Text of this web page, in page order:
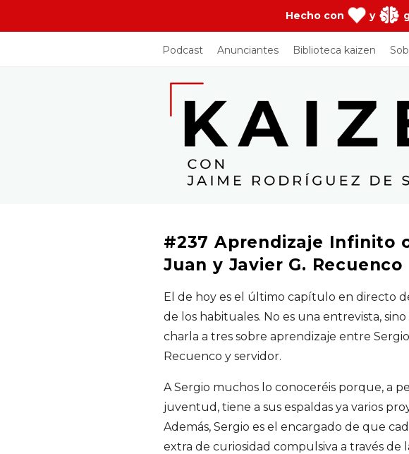
Hecho con y
Podcast Anunciantes Biblioteca kaizen
J
a
m
R
o
d
r
í
g
#237 Aprendizaje Infinito
Juan y Javier G. Recuenco
El de hoy es el último capítulo en directo
de los habituales. No es una entrevista,
charla a tres sobre aprendizaje entre Sergio
Recuenco y servidor.
A Sergio muchos lo conoceréis porque, a
juventud, tiene a sus espaldas ya varios
Además, Sergio es el encargado de que
extra de curiosidad compulsiva a través de